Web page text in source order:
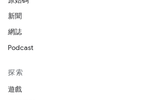
新聞
網誌
Podcast
探索
遊戲